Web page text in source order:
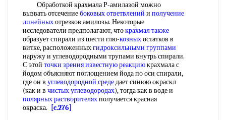
Обработкой крахмала Р-амилазой можно
вызвать отсечениебоковых ответвлений и получение
линейныхотрезков амилозы. Некоторые
исследователи предполагают, чтокрахмал также
образует спирали из шести глю-козныхостатков в
витке, расположенныхгидроксильными группами
наружу и углеводородными трупами внутрь спирали.
С этой точки зренияизвестную реакциюкрахмала с
йодом объясняют поглощением йода по оси спирали,
где он в углеводородной средедает синюю окраскл
(как и в чистых углеводородах), тогда как в воде и
полярных растворителяхполучается красная
окраска.
[c.276]